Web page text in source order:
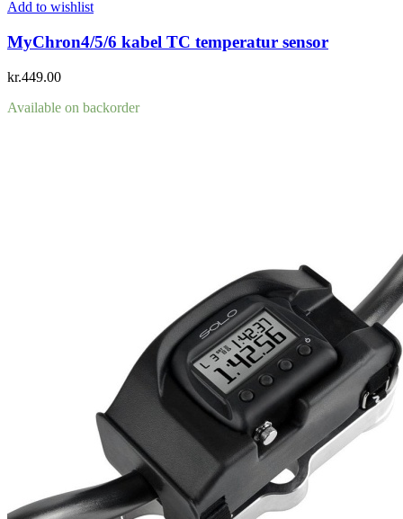
Add to wishlist
MyChron4/5/6 kabel TC temperatur sensor
kr.449.00
Available on backorder